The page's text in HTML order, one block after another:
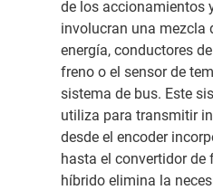
de los accionamientos
involucran una mezcla
energía, conductores
freno o el sensor de
sistema de bus. Este
utiliza para transmitir
desde el encoder
hasta el convertidor de
híbrido elimina la